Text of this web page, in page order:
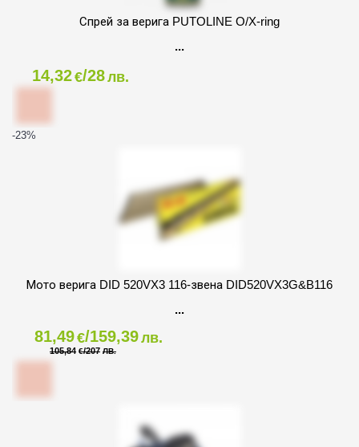
Спрей за верига PUTOLINE O/X-ring
14,32€/28лв.
-23%
Мото верига DID 520VX3 116-звена DID520VX3G&B116
81,49€/159,39лв.
105,84 €/207 ЛВ.